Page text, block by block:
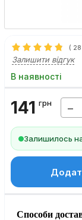
( 28
Залишити відгук
В наявності
141 грн −
Залишилось
Способи